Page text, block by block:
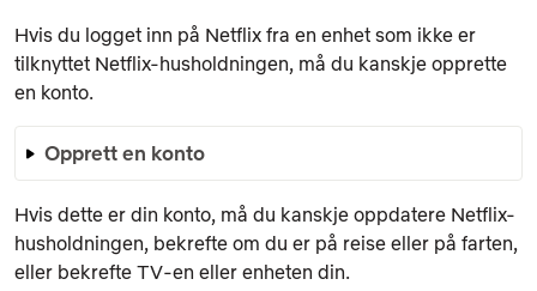
Hvis du logget inn på Netflix fra en enhet som ikke er
tilknyttet Netflix-husholdningen, må du kanskje opprette
en konto.
Opprett en konto
Hvis dette er din konto, må du kanskje oppdatere Netflix-
husholdningen, bekrefte om du er på reise eller på farten,
eller bekrefte TV-en eller enheten din.